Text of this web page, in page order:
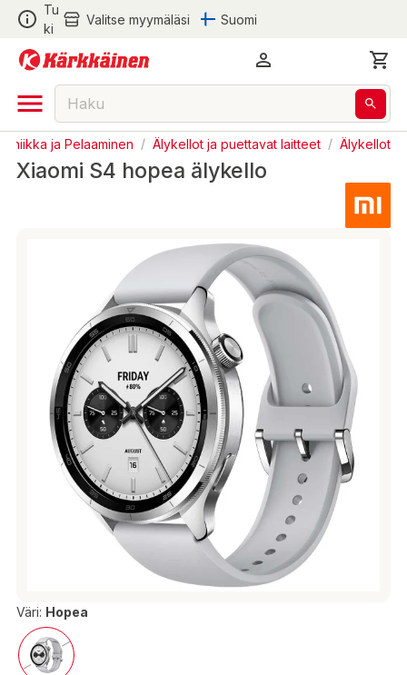
Tu
ki
Valitse myymäläsi Suomi
ja Pelaaminen / Älykellot ja puettavat laitteet / Älykellot
Xiaomi S4 hopea älykello
Väri: Hopea